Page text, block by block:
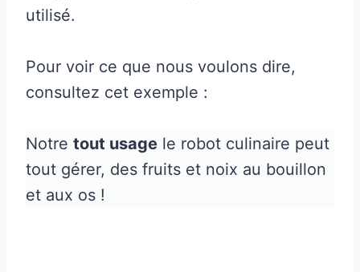
utilisé.
Pour voir ce que nous voulons dire,
consultez cet exemple :
Notre tout usage le robot culinaire peut
tout gérer, des fruits et noix au bouillon
et aux os !